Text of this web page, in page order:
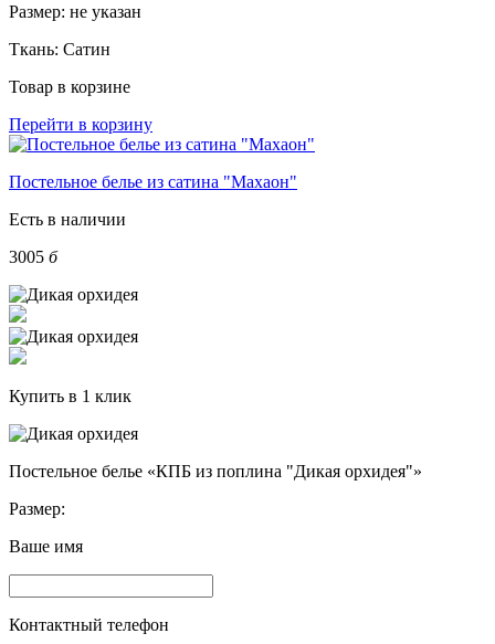
Размер: не указан
Ткань: Сатин
Товар в корзине
Перейти в корзину
Постельное белье из сатина "Махаон"
Есть в наличии
3005 б
Купить в 1 клик
Постельное белье «КПБ из поплина "Дикая орхидея"»
Размер:
Ваше имя
Контактный телефон